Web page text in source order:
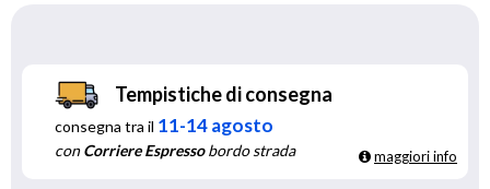
Tempistiche di consegna
consegna tra il 11-14 agosto
conCorriere Espressobordo strada maggiori info